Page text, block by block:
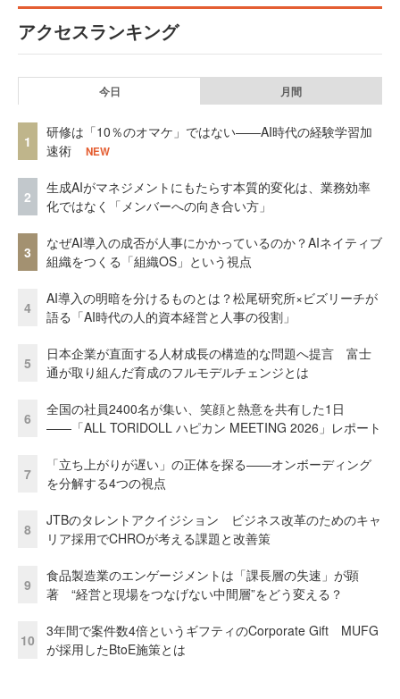
アクセスランキング
今日 月間
1
研修は「10％のオマケ」ではない——AI時代の経験学習加
速術
NEW
2
生成AIがマネジメントにもたらす本質的変化は、業務効率
化ではなく「メンバーへの向き合い方」
3
なぜAI導入の成否が人事にかかっているのか？AIネイティブ
組織をつくる「組織OS」という視点
4
AI導入の明暗を分けるものとは？松尾研究所×ビズリーチが
語る「AI時代の人的資本経営と人事の役割」
5
日本企業が直面する人材成長の構造的な問題へ提言 富士
通が取り組んだ育成のフルモデルチェンジとは
6
全国の社員2400名が集い、笑顔と熱意を共有した1日
――「ALL TORIDOLL ハピカン MEETING 2026」レポート
7
「立ち上がりが遅い」の正体を探る——オンボーディング
を分解する4つの視点
8
JTBのタレントアクイジション ビジネス改革のためのキャ
リア採用でCHROが考える課題と改善策
9
食品製造業のエンゲージメントは「課長層の失速」が顕
著 “経営と現場をつなげない中間層”をどう変える？
10
3年間で案件数4倍というギフティのCorporate Gift MUFG
が採用したBtoE施策とは